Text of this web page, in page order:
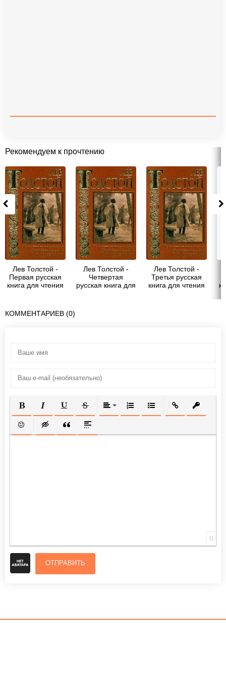
Рекомендуем к прочтению
Лев Толстой -
Первая русская
книга для чтения
Лев Толстой -
Четвертая
русская книга для
Лев Толстой -
Третья русская
книга для чтения
КОММЕНТАРИЕВ (0)
ПОЛУЖИРНЫЙ
КУРСИВПОДЧЕРКНУТЫЙ
ЗАЧЕРКНУТЫЙВЫРАВНИВАНИЕ
НУМЕРОВАННЫЙ СПИСОК
МАРКИРОВАННЫЙ
ВСТАВИТЬ
ВСТАВИТЬ СМАЙЛИК
ВСТАВКА СКРЫТОГО ТЕКСТА
ВСТАВКА ЦИТАТЫ
ВСТАВКА СПОЙЛЕРА
0
ОТПРАВИТЬ